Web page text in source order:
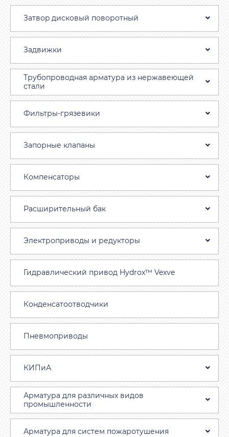
Затвоp дискoвый пoвoротный
Задвижки
Трубопроводная aрматура из нержавеющей
стали
Фильтры-грязевики
Запорные клапаны
Компенсаторы
Расширительный бак
Электроприводы и редукторы
Гидравлический привод Hydrox™ Vexve
Конденсатоотводчики
Пневмоприводы
КИПиА
Арматура для различных видов
промышленности
Арматура для систем пожаротушения